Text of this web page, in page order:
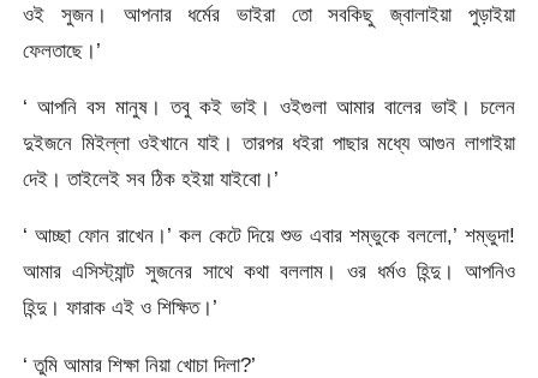
ওই সুজন। আপনার ধর্মের ভাইরা তো সবকিছু জ্বালাইয়া পুড়াইয়া
ফেলতাছে।’
‘ আপনি বস মানুষ। তবু কই ভাই। ওইগুলা আমার বালের ভাই। চলেন
দুইজনে মিইল্লা ওইখানে যাই। তারপর ধইরা পাছার মধ্যে আগুন লাগাইয়া
দেই। তাইলেই সব ঠিক হইয়া যাইবো।’
‘ আচ্ছা ফোন রাখেন।’ কল কেটে দিয়ে শুভ এবার শম্ভুকে বললো,’ শম্ভুদা!
আমার এসিস্ট্যান্ট সুজনের সাথে কথা বললাম। ওর ধর্মও হিন্দু। আপনিও
হিন্দু। ফারাক এই ও শিক্ষিত।’
‘ তুমি আমার শিক্ষা নিয়া খোচা দিলা?’